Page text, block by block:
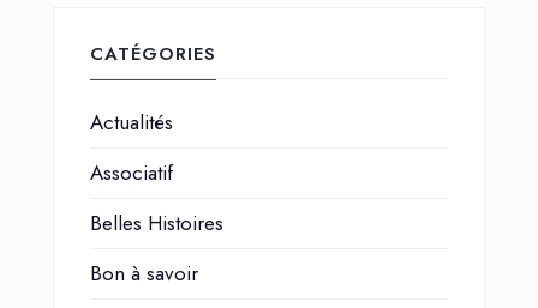
CATÉGORIES
Actualités
Associatif
Belles Histoires
Bon à savoir